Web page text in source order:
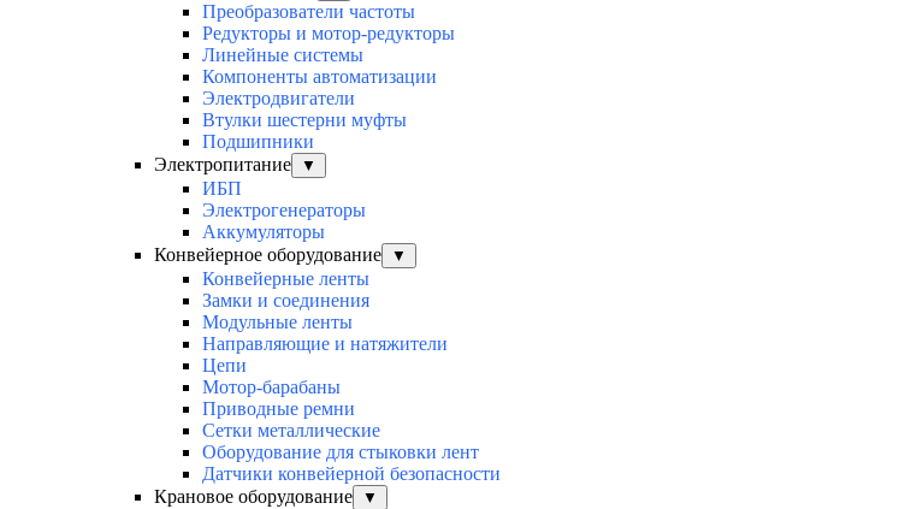
Преобразователи частоты
Редукторы и мотор-редукторы
Линейные системы
Компоненты автоматизации
Электродвигатели
Втулки шестерни муфты
Подшипники
Электропитание
▼
ИБП
Электрогенераторы
Аккумуляторы
Конвейерное оборудование
▼
Конвейерные ленты
Замки и соединения
Модульные ленты
Направляющие и натяжители
Цепи
Мотор-барабаны
Приводные ремни
Сетки металлические
Оборудование для стыковки лент
Датчики конвейерной безопасности
Крановое оборудование
▼